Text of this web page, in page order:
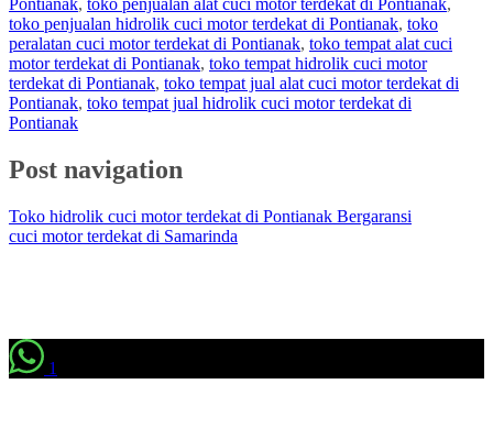
Pontianak, toko penjualan alat cuci motor terdekat di Pontianak,
toko penjualan hidrolik cuci motor terdekat di Pontianak, toko
peralatan cuci motor terdekat di Pontianak, toko tempat alat cuci
motor terdekat di Pontianak, toko tempat hidrolik cuci motor
terdekat di Pontianak, toko tempat jual alat cuci motor terdekat di
Pontianak, toko tempat jual hidrolik cuci motor terdekat di
Pontianak
Post navigation
Toko hidrolik cuci motor terdekat di Pontianak Bergaransi
cuci motor terdekat di Samarinda
1